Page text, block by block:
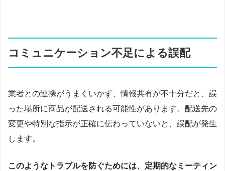
コミュニケーション不足による誤配
業者との連携がうまくいかず、情報共有が不十分だと、誤
った場所に商品が配送される可能性があります。配送先の
変更や特別な指示が正確に伝わっていないと、誤配が発生
します。
このようなトラブルを防ぐためには、定期的なミーティン